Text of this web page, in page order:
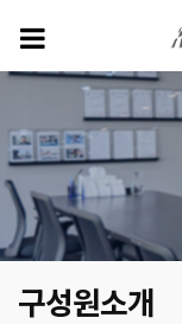
주
요
콘
로
건
너
뛰
기
구성원소개